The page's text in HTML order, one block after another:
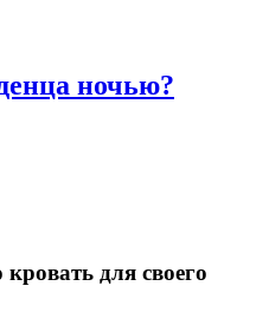
ночью?
для своего